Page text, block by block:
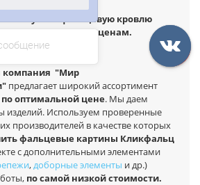
купить фальцевую кровлю
заниженным ценам.
компания "Мир
предлагает широкий ассортимент
оптимальной цене. Мы даем
изделий. Используем проверенные
производителей в качестве которых
фальцевые картины Кликфальц
с дополнительными элементами
, доборные элементы и др.)
по самой низкой стоимости.